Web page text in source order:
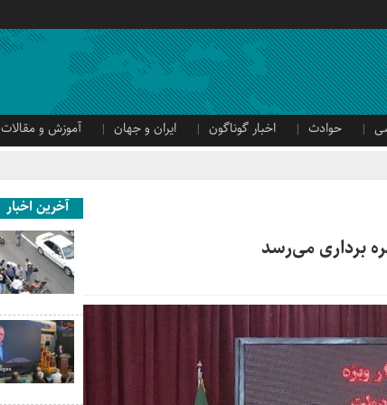
حوادث اخبار گوناگون ایران و جهان آموزش و مقالات
برداری می‌رسد
آخرین اخبار